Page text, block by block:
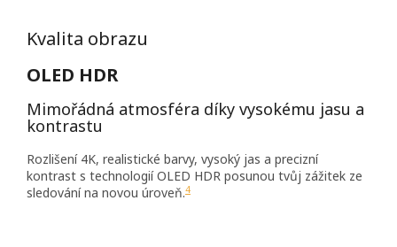
Kvalita obrazu
OLED HDR
Mimořádná atmosféra díky vysokému jasu a
kontrastu
Rozlišení 4K, realistické barvy, vysoký jas a precizní
kontrast s technologií OLED HDR posunou tvůj zážitek ze
sledování na novou úroveň.4